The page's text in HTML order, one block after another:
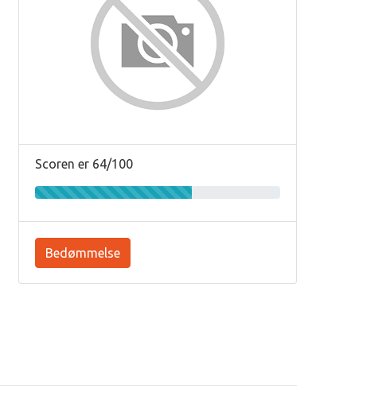
Scoren er 64/100
Bedømmelse